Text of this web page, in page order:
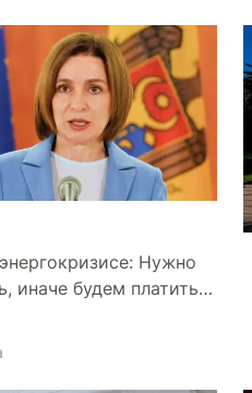
Нужно
иначе будем платить